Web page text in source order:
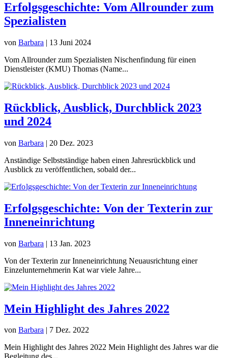
Erfolgsgeschichte: Vom Allrounder zum
Spezialisten
von Barbara | 13 Juni 2024
Vom Allrounder zum Spezialisten Nischenfindung für einen
Dienstleister (KMU) Thomas (Name...
Rückblick, Ausblick, Durchblick 2023
und 2024
von Barbara | 20 Dez. 2023
Anständige Selbstständige haben einen Jahresrückblick und
Ausblick zu veröffentlichen, sobald der...
Erfolgsgeschichte: Von der Texterin zur
Inneneinrichtung
von Barbara | 13 Jan. 2023
Von der Texterin zur Inneneinrichtung Neuausrichtung einer
Einzelunternehmerin Kat war viele Jahre...
Mein Highlight des Jahres 2022
von Barbara | 7 Dez. 2022
Mein Highlight des Jahres 2022 Mein Highlight des Jahres war die